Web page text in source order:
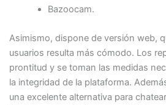
Bazoocam.
Asimismo, dispone de versión web,
usuarios resulta más cómodo. Los
prontitud y se toman las medidas
la integridad de la plataforma.
una excelente alternativa para